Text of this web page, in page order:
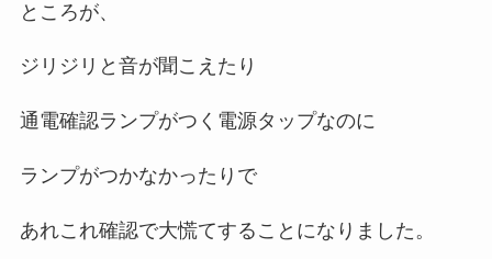
ところが、
ジリジリと音が聞こえたり
通電確認ランプがつく電源タップなのに
ランプがつかなかったりで
あれこれ確認で大慌てすることになりました。